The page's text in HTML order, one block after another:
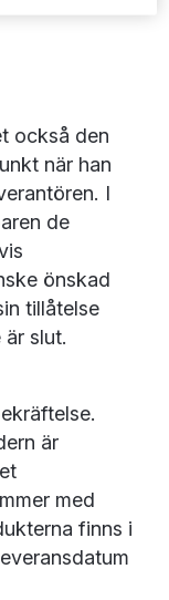
också den
när han
I
de
önskad
tillåtelse
slut.
är
med
finns i